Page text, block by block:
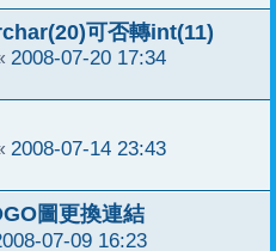
可否轉int(11)
2008-07-20 17:34
2008-07-14 23:43
圖更換連結
07-09 16:23